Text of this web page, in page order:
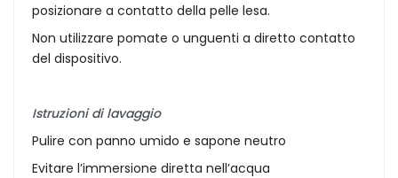
posizionare a contatto della pelle lesa.
Non utilizzare pomate o unguenti a diretto contatto
del dispositivo.
Istruzioni di lavaggio
Pulire con panno umido e sapone neutro
Evitare l’immersione diretta nell’acqua